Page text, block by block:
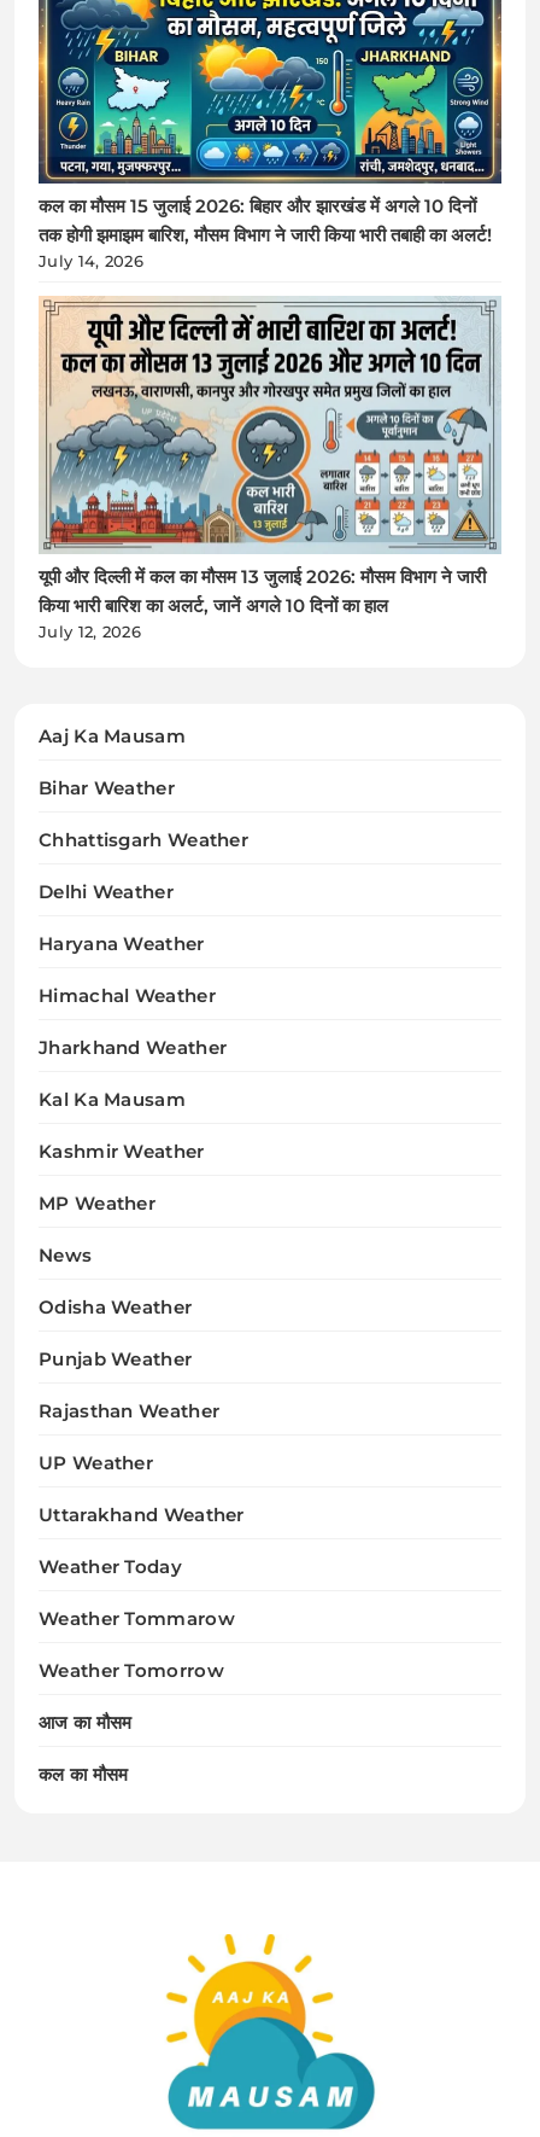
कल का मौसम 15 जुलाई 2026: बिहार और झारखंड में अगले 10 दिनों
तक होगी झमाझम बारिश, मौसम विभाग ने जारी किया भारी तबाही का अलर्ट!
July 14, 2026
यूपी और दिल्ली में कल का मौसम 13 जुलाई 2026: मौसम विभाग ने जारी
किया भारी बारिश का अलर्ट, जानें अगले 10 दिनों का हाल
July 12, 2026
Aaj Ka Mausam
Bihar Weather
Chhattisgarh Weather
Delhi Weather
Haryana Weather
Himachal Weather
Jharkhand Weather
Kal Ka Mausam
Kashmir Weather
MP Weather
News
Odisha Weather
Punjab Weather
Rajasthan Weather
UP Weather
Uttarakhand Weather
Weather Today
Weather Tommarow
Weather Tomorrow
आज का मौसम
कल का मौसम